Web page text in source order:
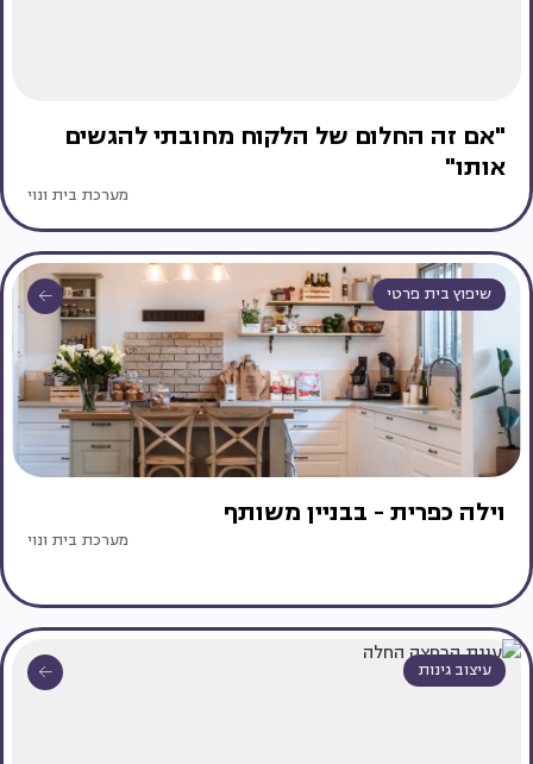
"אם זה החלום של הלקוח מחובתי להגשים
אותו"
מערכת בית ונוי
שיפוץ בית פרטי
וילה כפרית - בבניין משותף
מערכת בית ונוי
עיצוב גינות